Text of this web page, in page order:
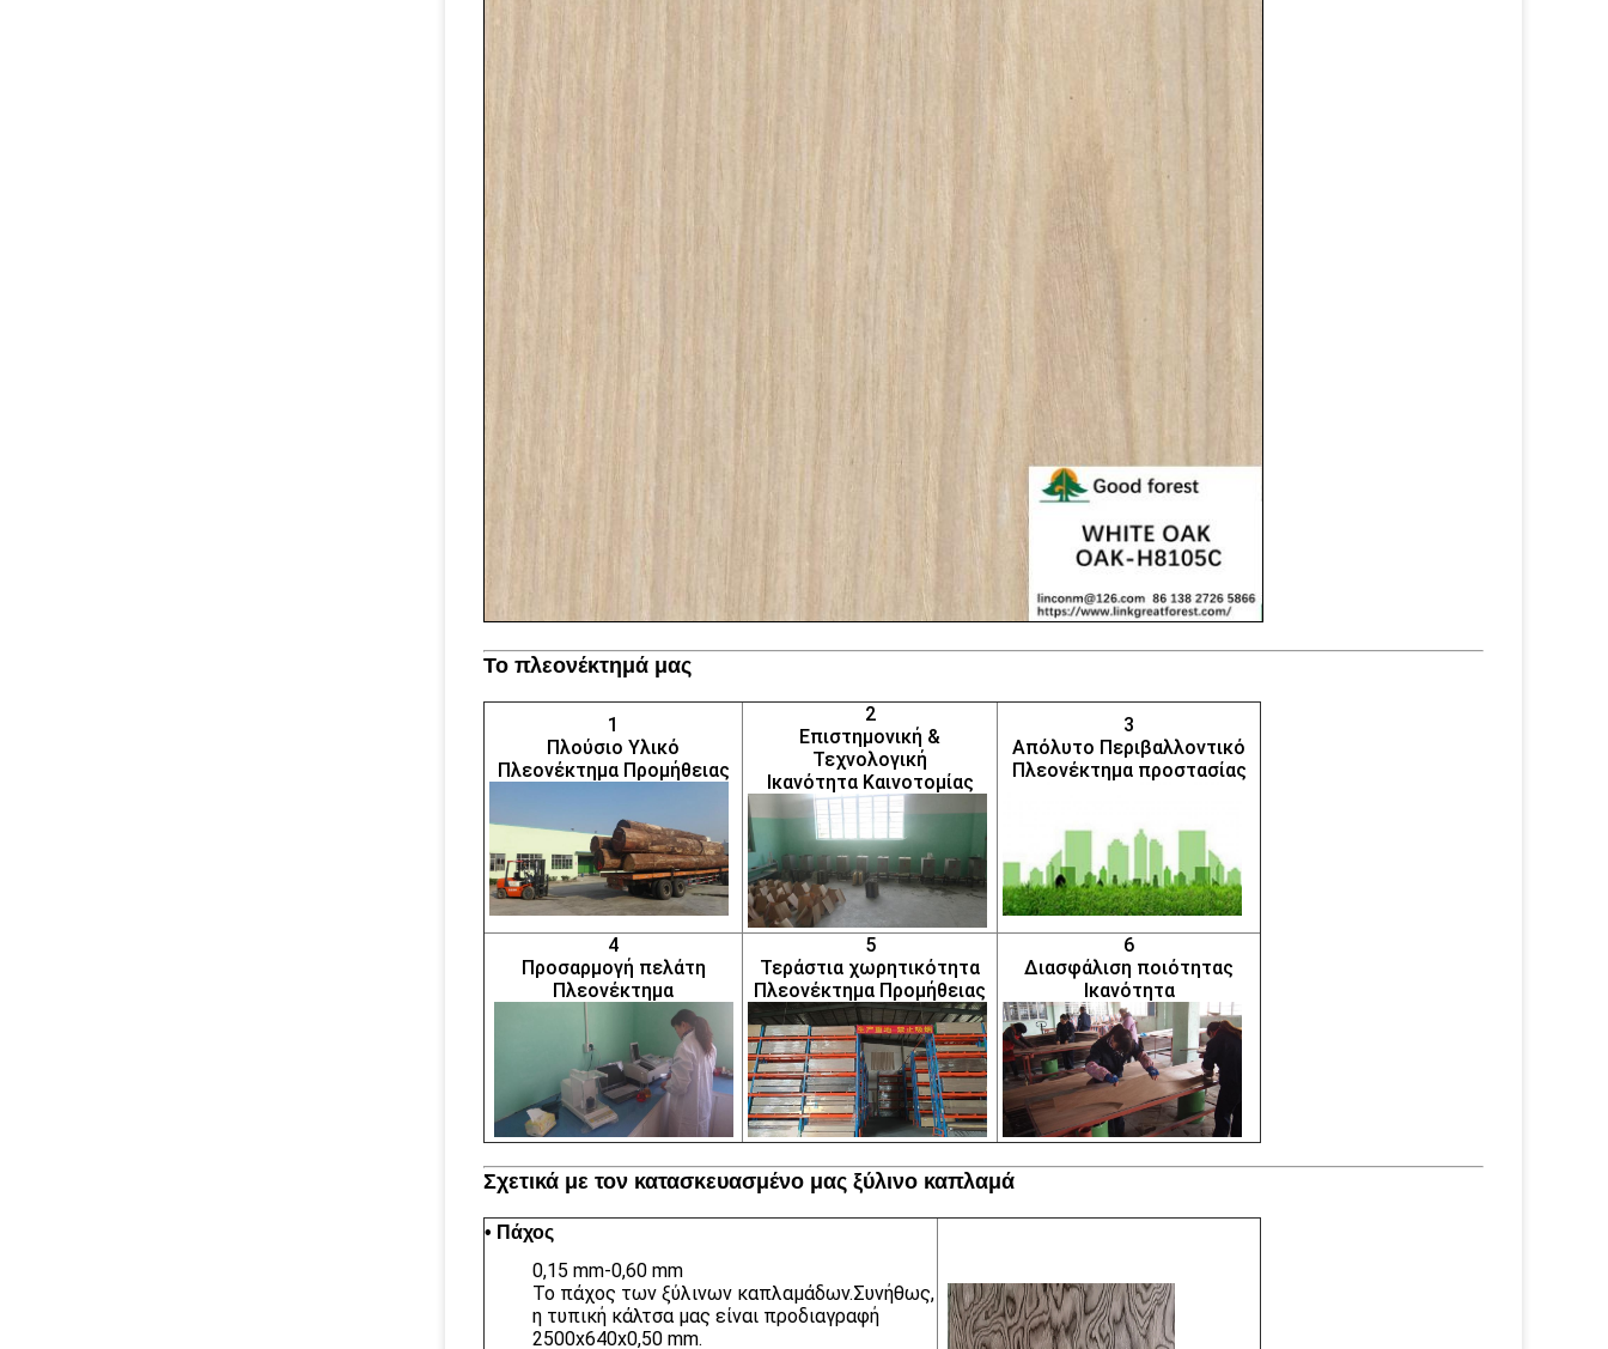
Το πλεονέκτημά μας
1
Πλούσιο Υλικό
Πλεονέκτημα Προμήθειας
2
Επιστημονική &
Τεχνολογική
Ικανότητα Καινοτομίας
3
Απόλυτο Περιβαλλοντικό
Πλεονέκτημα προστασίας
4
Προσαρμογή πελάτη
Πλεονέκτημα
5
Τεράστια χωρητικότητα
Πλεονέκτημα Προμήθειας
6
Διασφάλιση ποιότητας
Ικανότητα
Σχετικά με τον κατασκευασμένο μας ξύλινο καπλαμά
• Πάχος
0,15 mm-0,60 mm
Το πάχος των ξύλινων καπλαμάδων.Συνήθως,
η τυπική κάλτσα μας είναι προδιαγραφή
2500x640x0,50 mm.